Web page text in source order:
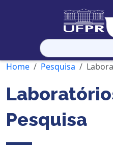
Pesquisar
por:
Home
Pesquisa
Pesquisa